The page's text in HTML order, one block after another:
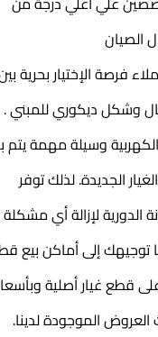
فرصة الإختيار بحرية بين
وشكل ديكوري للمبني .
وسيلة مهمة يتم بها
الجديدة. لذلك توفر
لإزالة أي مشكلة
توجيهك إلى أماكن بيع قطع
غيار أصلية وبأسعار
الموجودة لدينا.